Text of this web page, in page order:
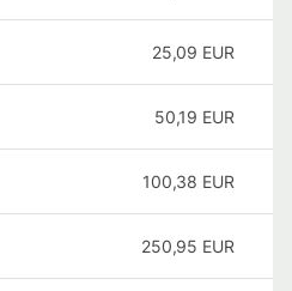
25,09 EUR
50,19 EUR
100,38 EUR
250,95 EUR